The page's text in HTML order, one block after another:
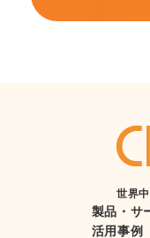
世界
製品・サ
活用事例